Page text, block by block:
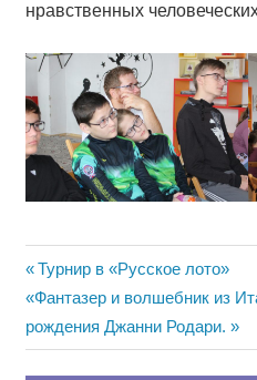
нравственных
Навигация
по
записям
Предыдущая
запись:
Турнир в «Русское лото»
Следующая
запись:
«Фантазер и волшебник из
рождения Джанни Родари.